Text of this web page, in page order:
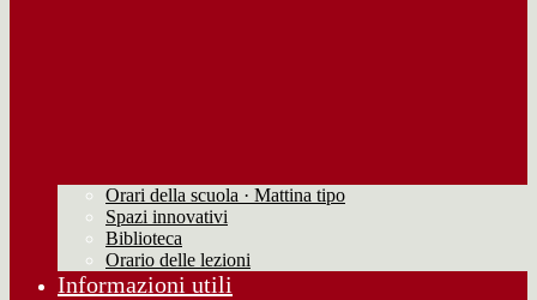
Orari della scuola · Mattina tipo
Spazi innovativi
Biblioteca
Orario delle lezioni
Informazioni utili